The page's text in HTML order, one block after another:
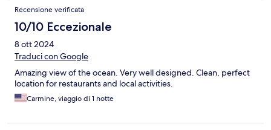
Recensione verificata
10/10 Eccezionale
8 ott 2024
Traduci con Google
Amazing view of the ocean. Very well designed. Clean, perfect
location for restaurants and local activities.
Carmine, viaggio di 1 notte